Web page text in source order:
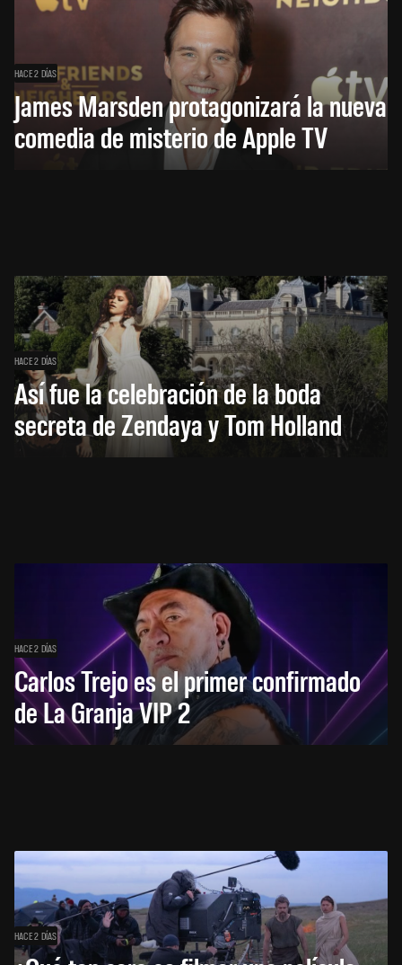
HACE 2 DÍAS
James Marsden protagonizará la nueva
comedia de misterio de Apple TV
HACE 2 DÍAS
Así fue la celebración de la boda
secreta de Zendaya y Tom Holland
HACE 2 DÍAS
Carlos Trejo es el primer confirmado
de La Granja VIP 2
HACE 2 DÍAS